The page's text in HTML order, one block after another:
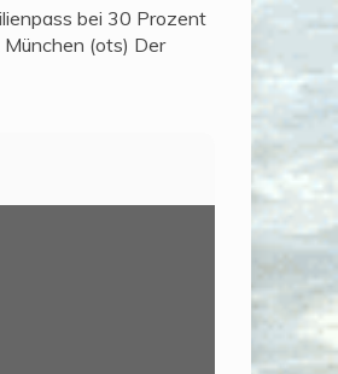
bei 30 Prozent
(ots) Der